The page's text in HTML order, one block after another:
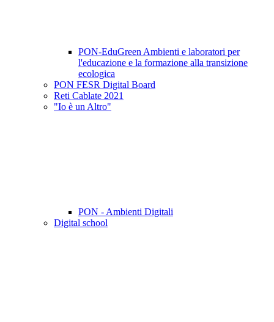
PON-EduGreen Ambienti e laboratori per
l'educazione e la formazione alla transizione
ecologica
PON FESR Digital Board
Reti Cablate 2021
"Io è un Altro"
PON - Ambienti Digitali
Digital school